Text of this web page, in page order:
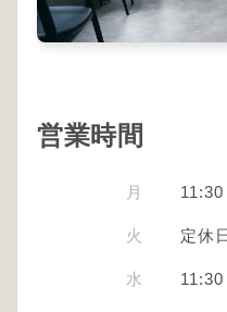
営業時間
月 11:30
火 定休日
水 11:30